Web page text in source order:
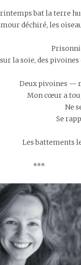
bat la terre
déchiré, les
la soie, des
Deux pivoines —
Mon cœur a
Ne
Se
Les battements
***